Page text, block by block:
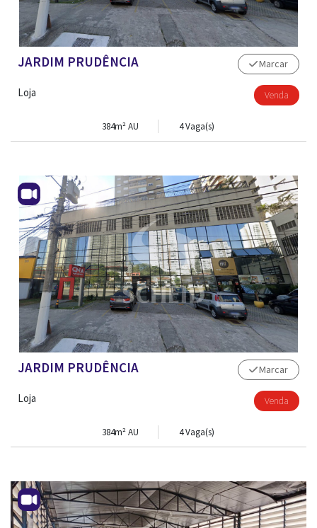
JARDIM PRUDÊNCIA
Loja
Marcar
Venda
384m² AU 4 Vaga(s)
JARDIM PRUDÊNCIA
Loja
Marcar
Venda
384m² AU 4 Vaga(s)